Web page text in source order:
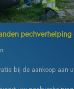
bij de aankoop aan